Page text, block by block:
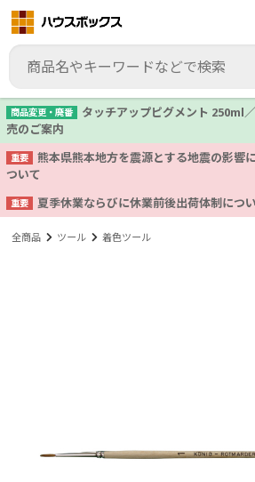
商品変更・廃番
タッチアップピグメント 250ml
売のご案内
重要
熊本県熊本地方を震源とする地震の影響
ついて
重要 夏季休業ならびに休業前後出荷体制につ
全商品 ツール 着色ツール